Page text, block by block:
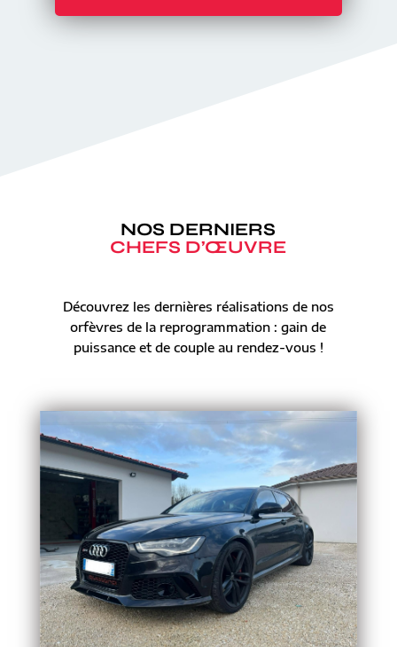
NOS DERNIERS
CHEFS D’ŒUVRE
Découvrez les dernières réalisations de nos
orfèvres de la reprogrammation : gain de
puissance et de couple au rendez-vous !